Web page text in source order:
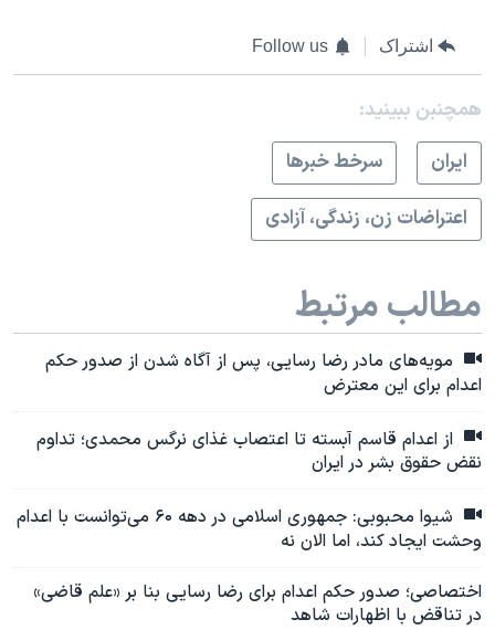
اشتراک Follow us
همچنبن ببینید:
ايران
سرخط خبرها
اعتراضات زن، زندگی، آزادی
مطالب مرتبط
مویه‌های مادر رضا رسایی، پس از آگاه شدن از صدور حکم
اعدام برای این معترض
از اعدام قاسم آبسته تا اعتصاب غذای نرگس محمدی؛ تداوم
نقض حقوق بشر در ایران
شیوا محبوبی: جمهوری اسلامی در دهه ۶۰ می‌توانست با اعدام
وحشت ایجاد کند، اما الان نه
اختصاصی؛ صدور حکم اعدام برای رضا رسایی بنا بر «علم قاضی»
در تناقض با اظهارات شاهد